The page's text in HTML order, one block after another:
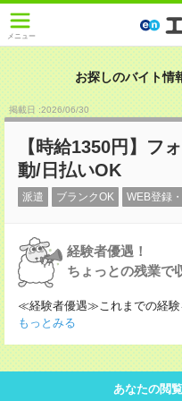
メニュー
お探しのバイト情
掲載日 :2026/06/30
【時給1350円】フ
動/日払いOK
派遣 ブランクOK WEB登録
経験者優遇！
ちょっとの残業で
≪経験者優遇≫これまでの経験
もっとみる
あなたの閲